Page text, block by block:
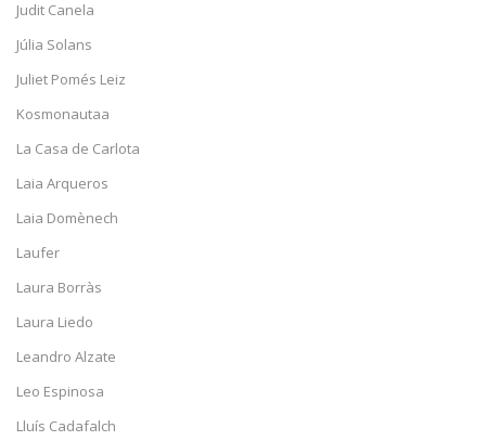
Judit Canela
Júlia Solans
Juliet Pomés Leiz
Kosmonautaa
La Casa de Carlota
Laia Arqueros
Laia Domènech
Laufer
Laura Borràs
Laura Liedo
Leandro Alzate
Leo Espinosa
Lluís Cadafalch